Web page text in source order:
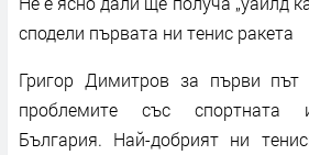
сподели първата ни тенис ракета
Григор Димитров за първи път
проблемите със спортната
България. Най-добрият ни